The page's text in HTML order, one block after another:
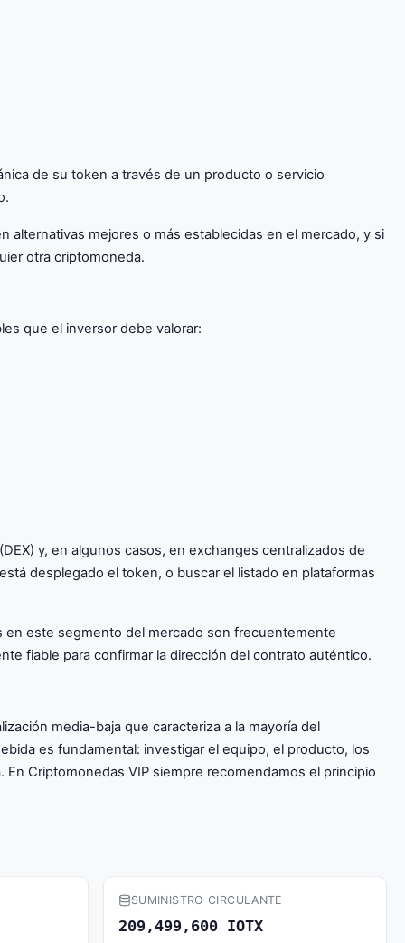
de su token a través de un producto o servicio
alternativas mejores o más establecidas en el mercado, y si
otra criptomoneda.
que el inversor debe valorar:
y, en algunos casos, en exchanges centralizados de
desplegado el token, o buscar el listado en plataformas
en este segmento del mercado son frecuentemente
fiable para confirmar la dirección del contrato auténtico.
media-baja que caracteriza a la mayoría del
es fundamental: investigar el equipo, el producto, los
Criptomonedas VIP siempre recomendamos el principio
SUMINISTRO CIRCULANTE
209,499,600 IOTX